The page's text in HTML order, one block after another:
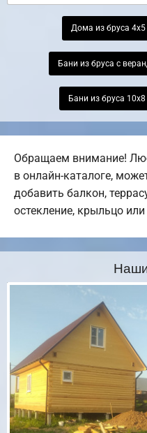
Дома из бруса 4х5
Бани из бруса с
Бани из бруса 10х8
Обращаем внимание!
в онлайн-каталоге,
добавить балкон,
остекление, крыльцо или